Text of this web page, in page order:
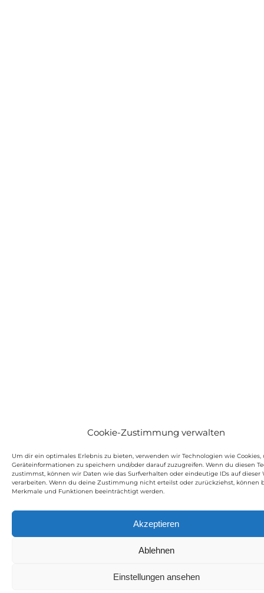
Cookie-Zustimmung verwalten
Um dir ein optimales Erlebnis zu bieten, verwenden wir Technologien wie Cookies,
Geräteinformationen zu speichern und/oder darauf zuzugreifen. Wenn du diesen
zustimmst, können wir Daten wie das Surfverhalten oder eindeutige IDs auf dieser
verarbeiten. Wenn du deine Zustimmung nicht erteilst oder zurückziehst, können
Merkmale und Funktionen beeinträchtigt werden.
Akzeptieren
Ablehnen
Einstellungen ansehen